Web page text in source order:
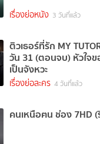
เรื่องย่อหนัง 3 วันที่แล้ว
ติวเธอร์ที่รัก MY
วัน 31 (ตอนจบ) หัวใจ
เป็นจังหวะ
เรื่องย่อละคร 4 วันที่แล้ว
คน